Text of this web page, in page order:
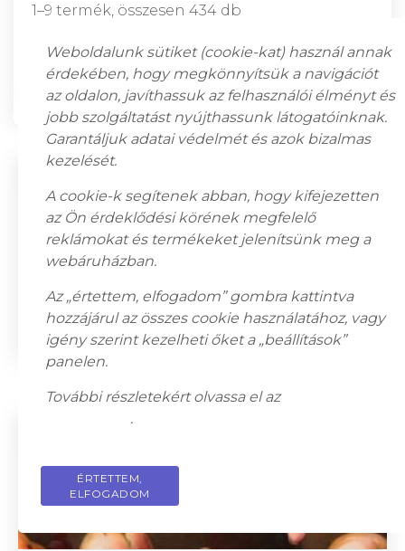
1–9 termék, összesen 434 db
Kozma István (1937–2020), Csendélet
450 000Ft
Weboldalunk sütiket (cookie-kat) használ annak
érdekében, hogy megkönnyítsük a navigációt
az oldalon, javíthassuk az felhasználói élményt és
jobb szolgáltatást nyújthassunk látogatóinknak.
Garantáljuk adatai védelmét és azok bizalmas
kezelését.
A cookie-k segítenek abban, hogy kifejezetten
az Ön érdeklődési körének megfelelő
reklámokat és termékeket jelenítsünk meg a
webáruházban.
Az „értettem, elfogadom” gombra kattintva
hozzájárul az összes cookie használatához, vagy
igény szerint kezelheti őket a „beállítások”
panelen.
További részletekért olvassa el az
.
ÉRTETTEM,
ELFOGADOM